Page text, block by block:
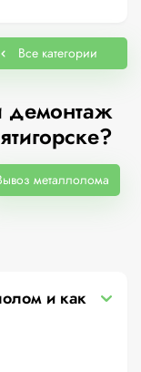
Все категории
демонтаж
металлолома
и как